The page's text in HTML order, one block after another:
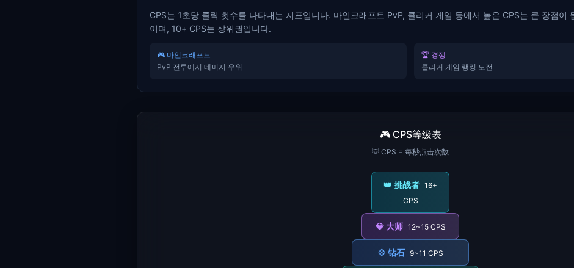
CPS는 1초당 클릭 횟수를 나타내는 지표입니다. 마인크래프트 PvP, 클리커 게임 등에서 높은 CPS는 큰 장점이
이며, 10+ CPS는 상위권입니다.
🎮 마인크래프트
PvP 전투에서 데미지 우위
🏆 경쟁
클리커 게임 랭킹 도전
🎮 CPS等级表
💡 CPS = 每秒点击次数
👑 挑战者 16+
CPS
💎 大师 12~15 CPS
💠 钻石 9~11 CPS